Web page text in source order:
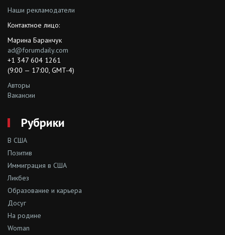
Наши рекламодатели
Контактное лицо:
Марина Баранчук
ad@forumdaily.com
+1 347 604 1261
(9:00 — 17:00, GMT-4)
Авторы
Вакансии
Рубрики
В США
Позитив
Иммиграция в США
Ликбез
Образование и карьера
Досуг
На родине
Woman